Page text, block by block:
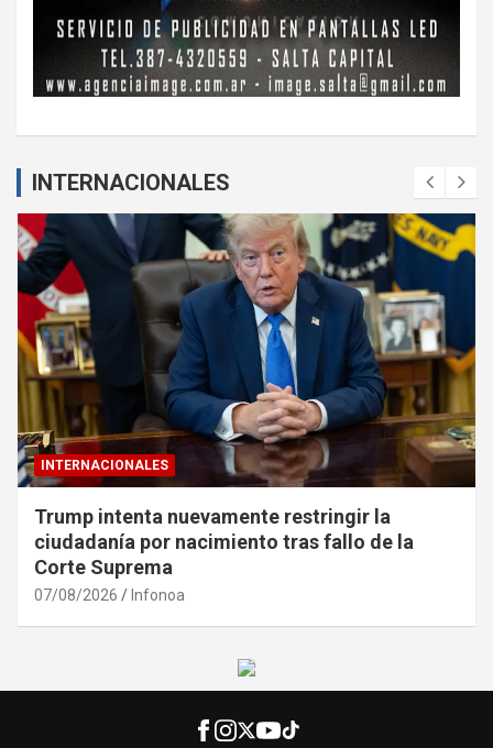
INTERNACIONALES
INTERNACIONALES
Trump intenta nuevamente restringir la
ciudadanía por nacimiento tras fallo de la
Corte Suprema
07/08/2026 Infonoa